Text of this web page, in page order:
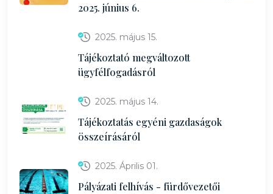
2025. június 6.
2025. május 15.
Tájékoztató megváltozott
ügyfélfogadásról
2025. május 14.
Tájékoztatás egyéni gazdaságok
összeírásáról
2025. Április 01.
Pályázati felhívás - fürdővezetői